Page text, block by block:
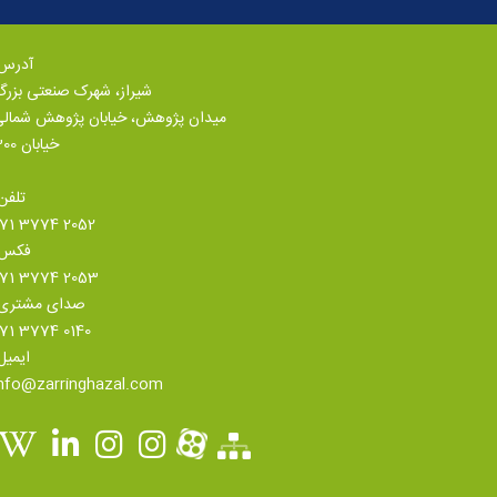
شیراز، شهرک صنعتی
میدان پژوهش، خیابان پژوهش
خیابان 300
3774 2052
3774 2053
صدای
3774 0140